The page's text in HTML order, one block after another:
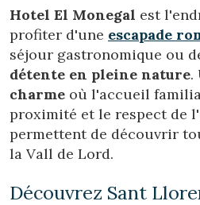
Hotel El Monegal est
profiter d'une escapade
séjour gastronomique ou
détente en pleine nature.
charme où l'accueil
proximité et le respect de
permettent de découvrir
la Vall de Lord.
Découvrez Sant
Analyse et Personnalisation
Ils permettent le suivi et
utilisateurs de ce site. Les
type de cookies sont utilisées
Web pour l'élaboration des
utilisateurs afin d'introduire des
l'analyse des données
utilisateurs du service. . Ils nous
sauvegarder les informations de
meilleure expérience grâce aux